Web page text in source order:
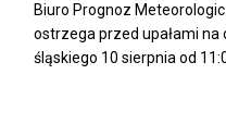
Biuro Prognoz
ostrzega przed upałami
śląskiego 10 sierpnia od